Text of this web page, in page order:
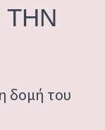
ρυτίδων
ΤΗΝ
δομή του